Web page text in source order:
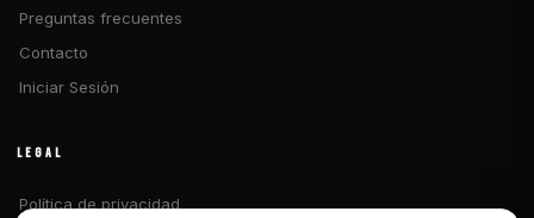
Preguntas frecuentes
Contacto
Iniciar Sesión
LEGAL
Política de privacidad